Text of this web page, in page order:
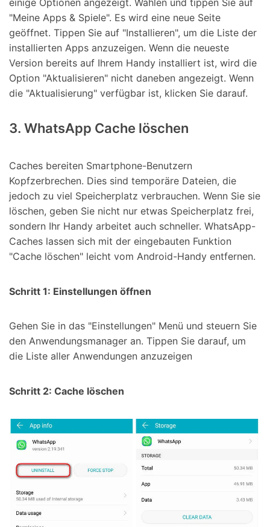
"Meine Apps & Spiele". Es wird eine neue Seite
geöffnet. Tippen Sie auf "Installieren", um die Liste der
installierten Apps anzuzeigen. Wenn die neueste
Version bereits auf Ihrem Handy installiert ist, wird die
Option "Aktualisieren" nicht daneben angezeigt. Wenn
die "Aktualisierung" verfügbar ist, klicken Sie darauf.
3. WhatsApp Cache löschen
Caches bereiten Smartphone-Benutzern
Kopfzerbrechen. Dies sind temporäre Dateien, die
jedoch zu viel Speicherplatz verbrauchen. Wenn Sie sie
löschen, geben Sie nicht nur etwas Speicherplatz frei,
sondern Ihr Handy arbeitet auch schneller. WhatsApp-
Caches lassen sich mit der eingebauten Funktion
"Cache löschen" leicht vom Android-Handy entfernen.
Schritt 1: Einstellungen öffnen
Gehen Sie in das "Einstellungen" Menü und steuern Sie
den Anwendungsmanager an. Tippen Sie darauf, um
die Liste aller Anwendungen anzuzeigen
Schritt 2: Cache löschen